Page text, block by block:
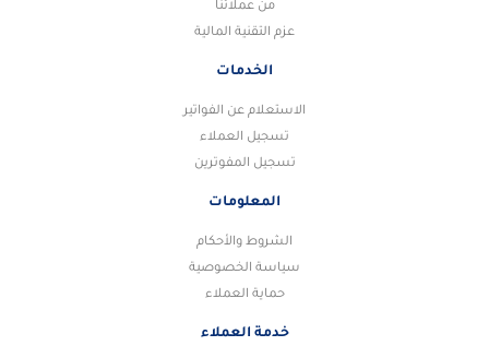
من عملائنا
عزم التقنية المالية
الخدمات
الاستعلام عن الفواتير
تسجيل العملاء
تسجيل المفوترين
المعلومات
الشروط والأحكام
سياسة الخصوصية
حماية العملاء
خدمة العملاء